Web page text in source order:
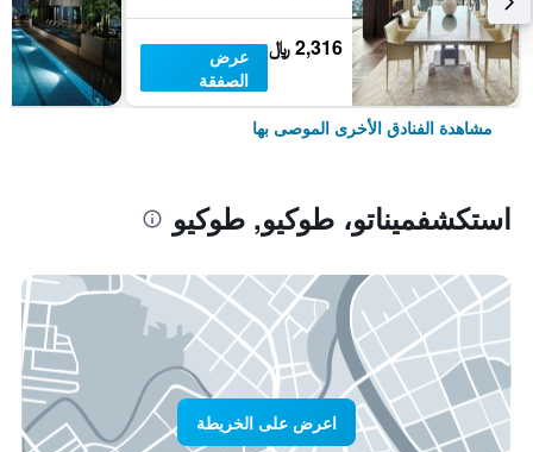
2,316 ﷼
عرض
الصفقة
مشاهدة الفنادق الأخرى الموصى بها
استكشفميناتو، طوكيو, طوكيو
اعرض على الخريطة